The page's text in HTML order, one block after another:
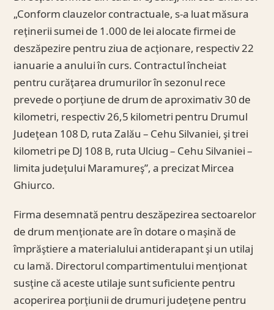
„Conform clauzelor contractuale, s-a luat măsura
reţinerii sumei de 1.000 de lei alocate firmei de
deszăpezire pentru ziua de acţionare, respectiv 22
ianuarie a anului în curs. Contractul încheiat
pentru curăţarea drumurilor în sezonul rece
prevede o porţiune de drum de aproximativ 30 de
kilometri, respectiv 26,5 kilometri pentru Drumul
Judeţean 108 D, ruta Zalău – Cehu Silvaniei, şi trei
kilometri pe DJ 108 B, ruta Ulciug – Cehu Silvaniei –
limita judeţului Maramureş”, a precizat Mircea
Ghiurco.
Firma desemnată pentru deszăpezirea sectoarelor
de drum menţionate are în dotare o maşină de
împrăştiere a materialului antiderapant şi un utilaj
cu lamă. Directorul compartimentului menţionat
susţine că aceste utilaje sunt suficiente pentru
acoperirea porţiunii de drumuri judeţene pentru